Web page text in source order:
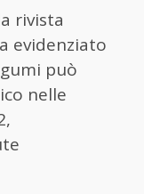
rivista
evidenziato
può
nelle